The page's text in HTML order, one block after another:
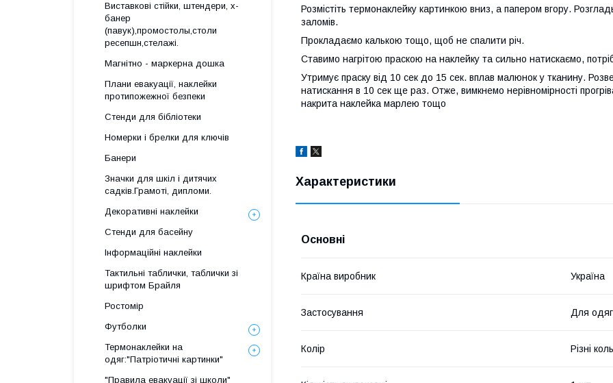
Розмістіть термонаклейку картинкою вниз, а папером вгору.
заломів.
Прокладаємо калькою тощо, щоб не спалити річ.
Ставимо нагрітою праскою на наклейку та сильно натискаємо,
Утримує праску від 10 сек до 15 сек. вплав малюнок у тканину.
натискання в 10 сек ще раз. Отже, вимкнемо нерівномірності
накрита наклейка марлею тощо
Характеристики
Основні
Країна виробник Україна
Застосування Для
Колір Різні
Виставкові стійки, штендери, х-
банер
(павук),промостолы,столи
ресепшн,стелажі.
Магнітно - маркерна дошка
Плани евакуації, наклейки
протипожежної безпеки
Стенди для бібліотеки
Номерки і брелки для ключів
Банери
Значки для шкіл і дитячих
садків.Грамоті, дипломи.
Декоративні наклейки
Стенди для басейну
Інформаційні наклейки
Тактильні таблички, таблички зі
шрифтом Брайля
Ростомір
Футболки
Термонаклейки на
одяг:"Патріотичні картинки"
"Правила евакуації зі школи"